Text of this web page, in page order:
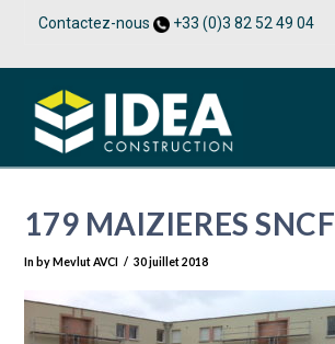
Contactez-nous +33 (0)3 82 52 49 04
179 MAIZIERES SNCF
In by Mevlut AVCI 30 juillet 2018